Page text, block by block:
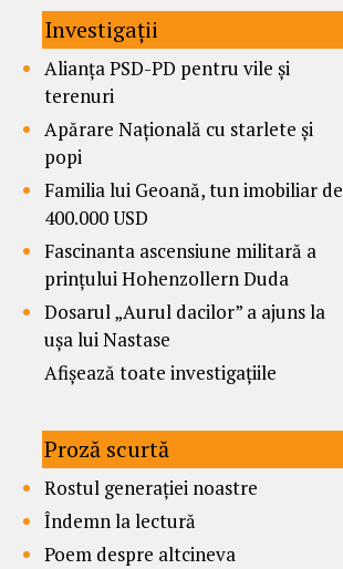
Investigații
Alianța PSD-PD pentru vile și
terenuri
Apărare Națională cu starlete și
popi
Familia lui Geoană, tun imobiliar de
400.000 USD
Fascinanta ascensiune militară a
prințului Hohenzollern Duda
Dosarul „Aurul dacilor” a ajuns la
ușa lui Nastase
Afișează toate investigațiile
Proză scurtă
Rostul generației noastre
Îndemn la lectură
Poem despre altcineva